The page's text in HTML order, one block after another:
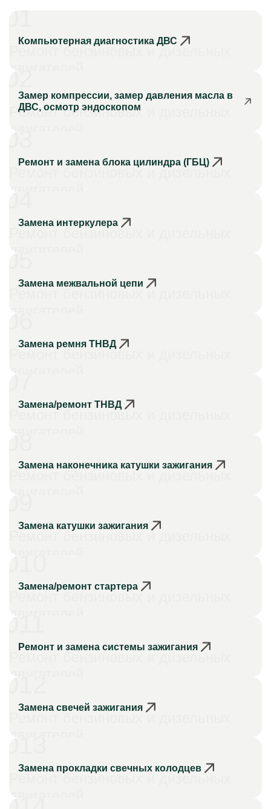
Ремонт бензиновых и дизельных
Компьютерная диагностика ДВС
Ремонт бензиновых и дизельных
Замер компрессии, замер давления масла в
ДВС, осмотр эндоскопом
Ремонт бензиновых и дизельных
Ремонт и замена блока цилиндра (ГБЦ)
Ремонт бензиновых и дизельных
Замена интеркулера
Ремонт бензиновых и дизельных
Замена межвальной цепи
Ремонт бензиновых и дизельных
Замена ремня ТНВД
Ремонт бензиновых и дизельных
Замена/ремонт ТНВД
Ремонт бензиновых и дизельных
Замена наконечника катушки зажигания
Ремонт бензиновых и дизельных
Замена катушки зажигания
Ремонт бензиновых и дизельных
Замена/ремонт стартера
Ремонт бензиновых и дизельных
Ремонт и замена системы зажигания
Ремонт бензиновых и дизельных
Замена свечей зажигания
Ремонт бензиновых и дизельных
Замена прокладки свечных колодцев